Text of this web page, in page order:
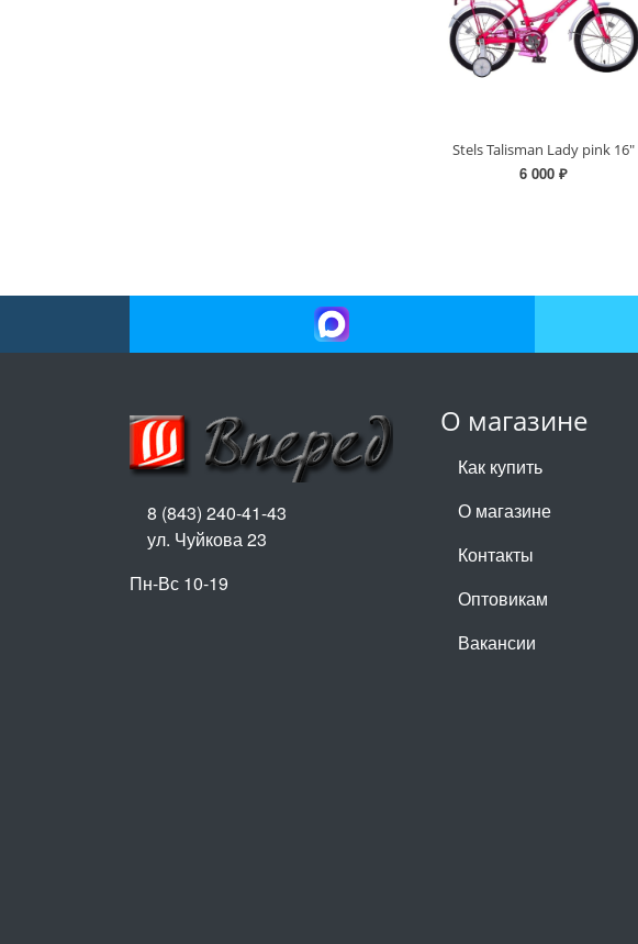
Stels Talisman Lady pink 16"
6 000 ₽
О магазине
Как купить
О магазине
Контакты
Оптовикам
Вакансии
8 (843) 240-41-43
ул. Чуйкова 23
Пн-Вс 10-19